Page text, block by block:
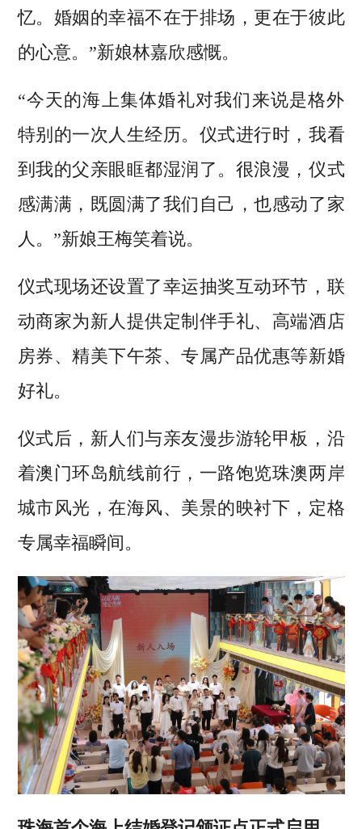
忆。婚姻的幸福不在于排场，更在于彼此
的心意。”新娘林嘉欣感慨。
“今天的海上集体婚礼对我们来说是格外
特别的一次人生经历。仪式进行时，我看
到我的父亲眼眶都湿润了。很浪漫，仪式
感满满，既圆满了我们自己，也感动了家
人。”新娘王梅笑着说。
仪式现场还设置了幸运抽奖互动环节，联
动商家为新人提供定制伴手礼、高端酒店
房券、精美下午茶、专属产品优惠等新婚
好礼。
仪式后，新人们与亲友漫步游轮甲板，沿
着澳门环岛航线前行，一路饱览珠澳两岸
城市风光，在海风、美景的映衬下，定格
专属幸福瞬间。